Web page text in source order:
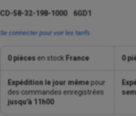
CD-58-32-198-1000 6GD1
Se connecter pour voir les tarifs
0 piècesen stock France 0
Expédition le jour mêmepour
des commandes enregistrées
jusqu'à 11h00